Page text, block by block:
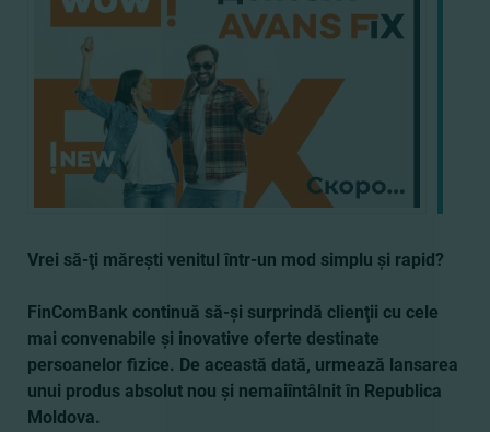
Vrei să-ţi măreşti venitul într-un mod simplu şi rapid?
FinComBank continuă să-şi surprindă clienţii cu cele
mai convenabile şi inovative oferte destinate
persoanelor fizice. De această dată, urmează lansarea
unui produs absolut nou şi nemaiîntâlnit în Republica
Moldova.